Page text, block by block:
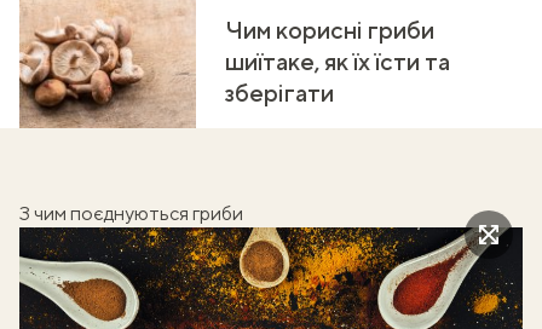
Чим корисні гриби
шиїтаке, як їх їсти та
зберігати
З чим поєднуються гриби